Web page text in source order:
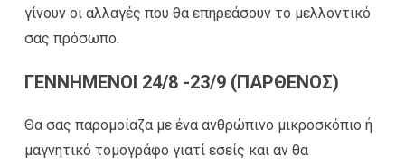
γίνουν οι αλλαγές που θα επηρεάσουν το μελλοντικό
σας πρόσωπο.
ΓΕΝΝΗΜΕΝΟΙ 24/8 -23/9 (ΠΑΡΘΕΝΟΣ)
Θα σας παρομοίαζα με ένα ανθρώπινο μικροσκόπιο ή
μαγνητικό τομογράφο γιατί εσείς και αν θα